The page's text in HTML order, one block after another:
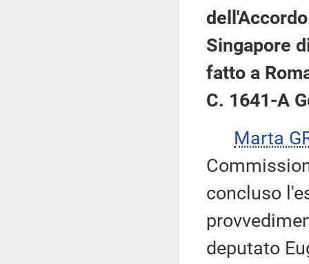
Singapore
fatto a
C. 1641-A
Marta
concluso
deputato